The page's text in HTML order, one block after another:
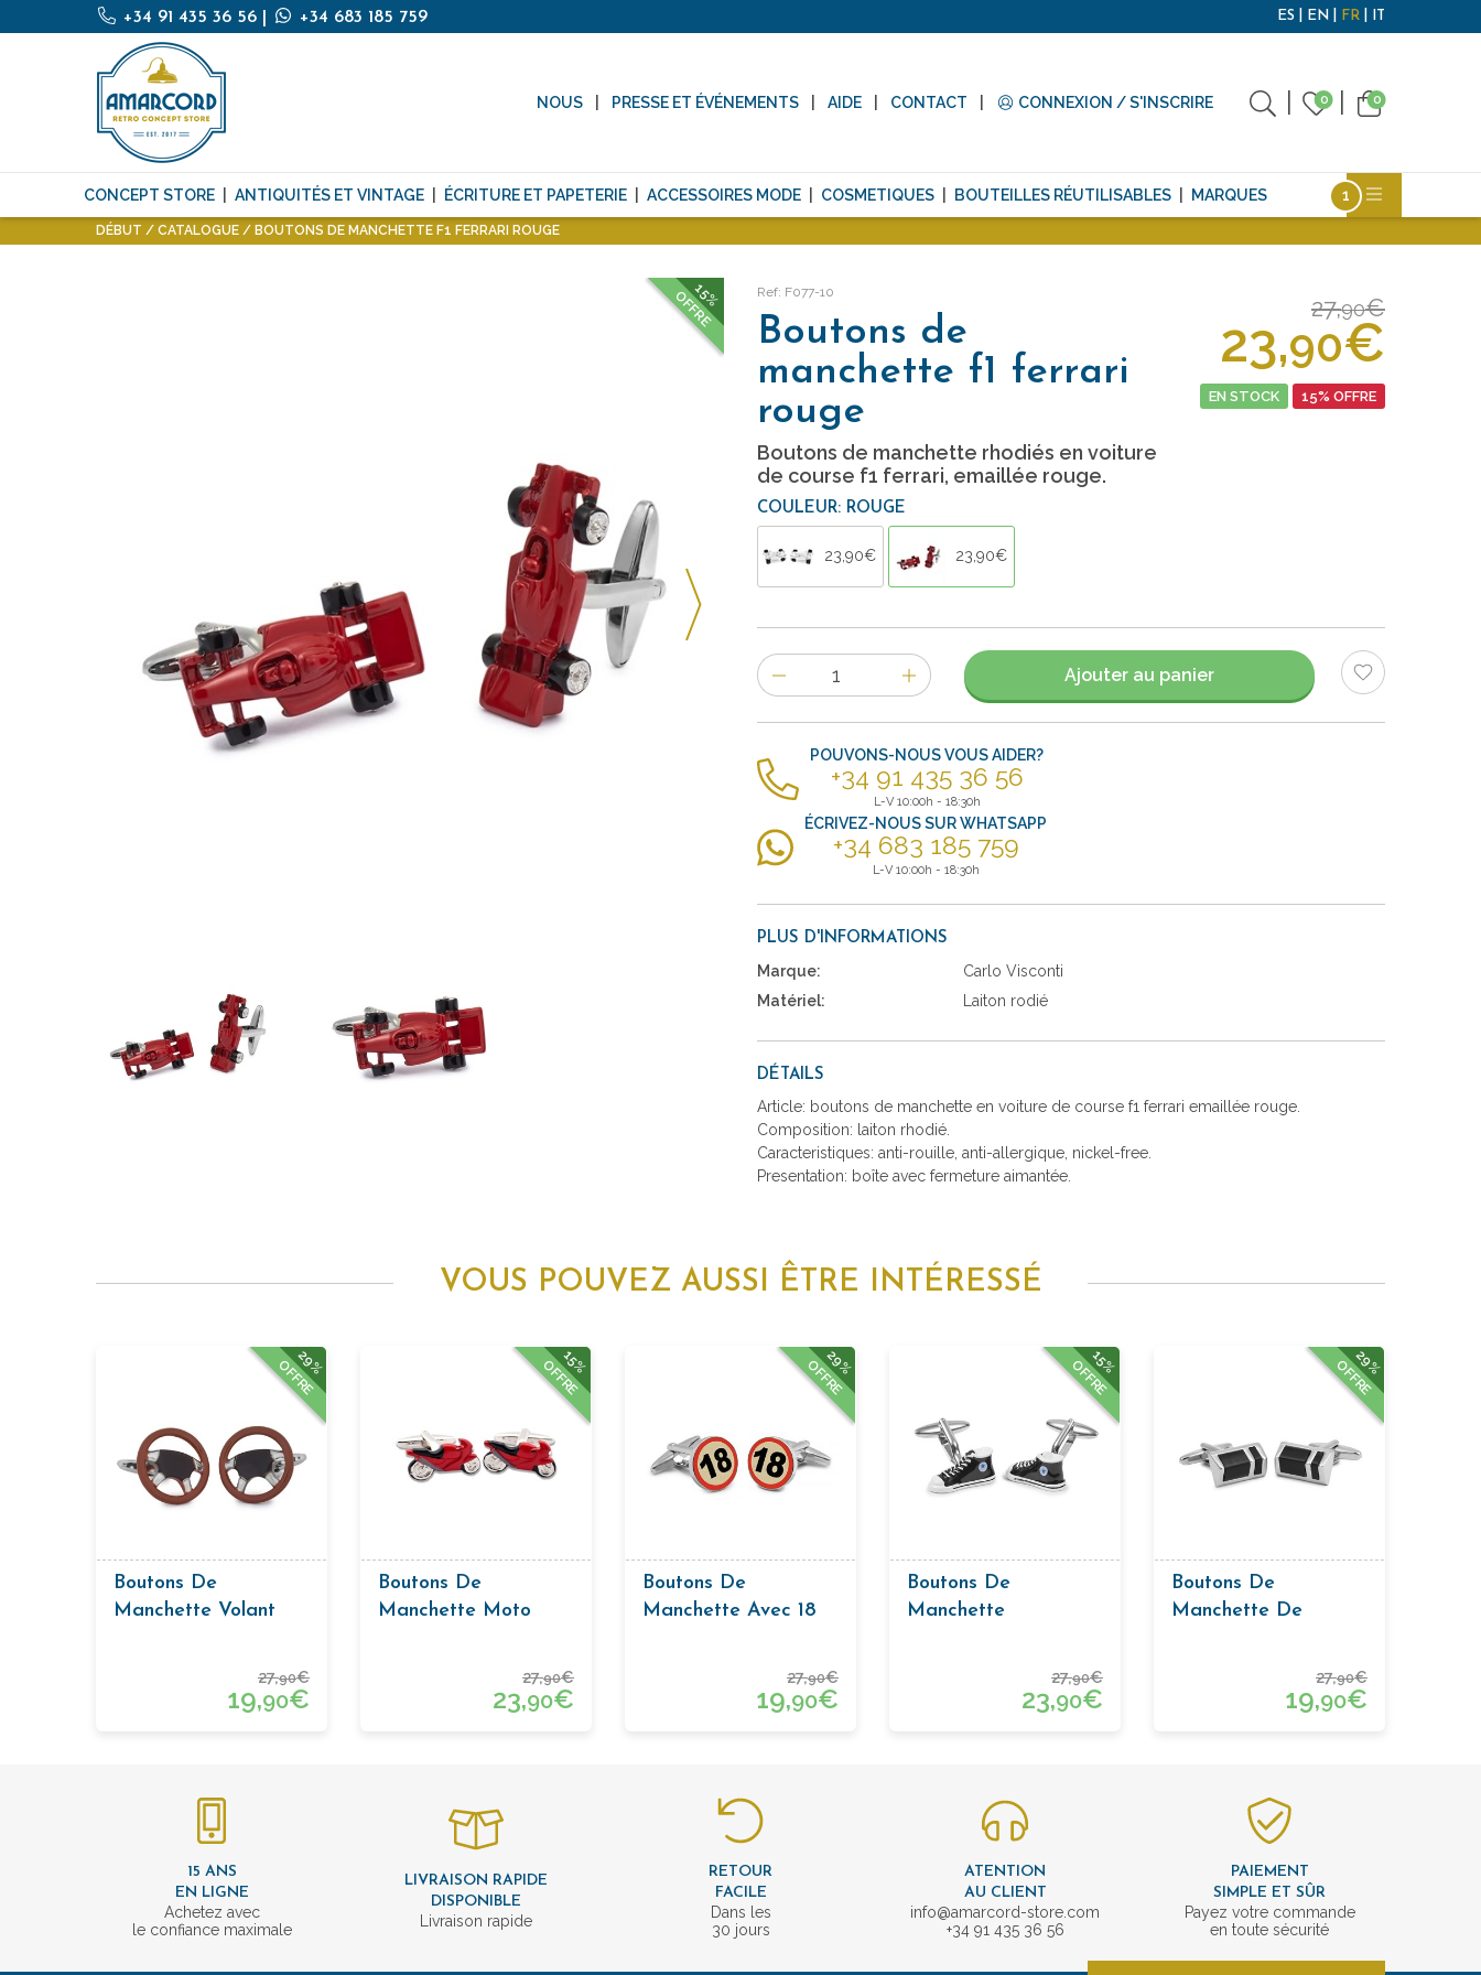
+34 91 435 36 56 +34 683 185 759 ES EN FR IT
NOUS PRESSE ET ÉVÉNEMENTS AIDE CONTACT CONNEXION / S'INSCRIRE 0 0
CONCEPT STORE ANTIQUITÉS ET VINTAGE ÉCRITURE ET PAPETERIE ACCESSOIRES MODE COSMETIQUES BOUTEILLES RÉUTILISABLES MARQUES
DÉBUT CATALOGUE BOUTONS DE MANCHETTE F1 FERRARI ROUGE
15%
OFFRE Ref: F077-10
Boutons de
manchette f1 ferrari
rouge
Boutons de manchette rhodiés en voiture
de course f1 ferrari, emaillée rouge.
27,90€
23,90€
EN STOCK 15% OFFRE
COULEUR: ROUGE
23,90€ 23,90€
Nombre
d'items
Ajouter au panier
POUVONS-NOUS VOUS AIDER?
+34 91 435 36 56
L-V 10:00h - 18:30h
ÉCRIVEZ-NOUS SUR WHATSAPP
+34 683 185 759
L-V 10:00h - 18:30h
PLUS D'INFORMATIONS
Marque:
Carlo Visconti
Matériel:
Laiton rodié
DÉTAILS
Article: boutons de manchette en voiture de course f1 ferrari emaillée rouge.
Composition: laiton rhodié.
Caracteristiques: anti-rouille, anti-allergique, nickel-free.
Presentation: boîte avec fermeture aimantée.
VOUS POUVEZ AUSSI ÊTRE INTÉRESSÉ
29%
OFFRE
Boutons De
Manchette Volant
27,90€
19,90€
15%
OFFRE
Boutons De
Manchette Moto
27,90€
23,90€
29%
OFFRE
Boutons De
Manchette Avec 18
27,90€
19,90€
15%
OFFRE
Boutons De
Manchette
27,90€
23,90€
29%
OFFRE
Boutons De
Manchette De
27,90€
19,90€
15 ANS
EN LIGNE
Achetez avec
le confiance maximale
LIVRAISON RAPIDE
DISPONIBLE
Livraison rapide
RETOUR
FACILE
Dans les
30 jours
ATENTION
AU CLIENT
info@amarcord-store.com
+34 91 435 36 56
PAIEMENT
SIMPLE ET SÛR
Payez votre commande
en toute sécurité